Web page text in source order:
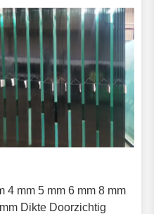
4 mm 5 mm 6 mm 8 mm
Dikte Doorzichtig